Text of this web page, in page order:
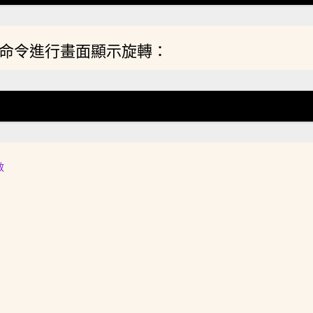
令進行畫面顯示旋轉：